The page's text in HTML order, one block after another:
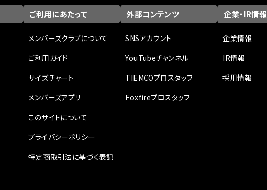
ご利用にあたって
メンバーズクラブについて
ご利用ガイド
サイズチャート
メンバーズアプリ
このサイトについて
プライバシーポリシー
特定商取引法に基づく表記
外部コンテンツ
SNSアカウント
YouTubeチャンネル
TIEMCOプロスタッフ
Foxfireプロスタッフ
企業・IR情報
企業情報
IR情報
採用情報